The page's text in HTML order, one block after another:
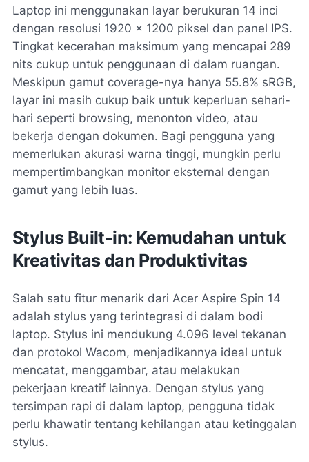
Laptop ini menggunakan layar berukuran 14 inci
dengan resolusi 1920 x 1200 piksel dan panel IPS.
Tingkat kecerahan maksimum yang mencapai 289
nits cukup untuk penggunaan di dalam ruangan.
Meskipun gamut coverage-nya hanya 55.8% sRGB,
layar ini masih cukup baik untuk keperluan sehari-
hari seperti browsing, menonton video, atau
bekerja dengan dokumen. Bagi pengguna yang
memerlukan akurasi warna tinggi, mungkin perlu
mempertimbangkan monitor eksternal dengan
gamut yang lebih luas.
Stylus Built-in: Kemudahan untuk
Kreativitas dan Produktivitas
Salah satu fitur menarik dari Acer Aspire Spin 14
adalah stylus yang terintegrasi di dalam bodi
laptop. Stylus ini mendukung 4.096 level tekanan
dan protokol Wacom, menjadikannya ideal untuk
mencatat, menggambar, atau melakukan
pekerjaan kreatif lainnya. Dengan stylus yang
tersimpan rapi di dalam laptop, pengguna tidak
perlu khawatir tentang kehilangan atau ketinggalan
stylus.